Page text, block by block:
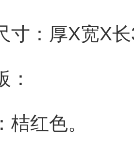
：厚X宽X长
红色。